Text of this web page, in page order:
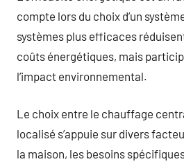
compte lors du choix d’un
systèmes plus efficaces
coûts énergétiques, mais
l’impact environnemental.
Le choix entre le chauffage
localisé s’appuie sur divers
la maison, les besoins